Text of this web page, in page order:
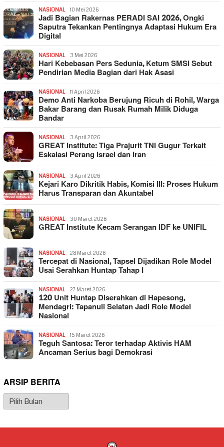
NASIONAL 10 Mei 2026
Jadi Bagian Rakernas PERADI SAI 2026, Ongki
Saputra Tekankan Pentingnya Adaptasi Hukum Era
Digital
NASIONAL 3 Mei 2026
Hari Kebebasan Pers Sedunia, Ketum SMSI Sebut
Pendirian Media Bagian dari Hak Asasi
NASIONAL 11 April 2026
Demo Anti Narkoba Berujung Ricuh di Rohil, Warga
Bakar Barang dan Rusak Rumah Milik Diduga
Bandar
NASIONAL 3 April 2026
GREAT Institute: Tiga Prajurit TNI Gugur Terkait
Eskalasi Perang Israel dan Iran
NASIONAL 3 April 2026
Kejari Karo Dikritik Habis, Komisi III: Proses Hukum
Harus Transparan dan Akuntabel
NASIONAL 30 Maret 2026
GREAT Institute Kecam Serangan IDF ke UNIFIL
NASIONAL 28 Maret 2026
Tercepat di Nasional, Tapsel Dijadikan Role Model
Usai Serahkan Huntap Tahap I
NASIONAL 27 Maret 2026
120 Unit Huntap Diserahkan di Hapesong,
Mendagri: Tapanuli Selatan Jadi Role Model
Nasional
NASIONAL 15 Maret 2026
Teguh Santosa: Teror terhadap Aktivis HAM
Ancaman Serius bagi Demokrasi
ARSIP BERITA
Arsip
Berita